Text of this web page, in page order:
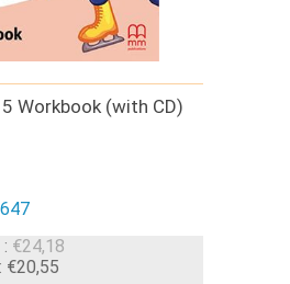
5 Workbook (with CD)
€24,18
€20,55